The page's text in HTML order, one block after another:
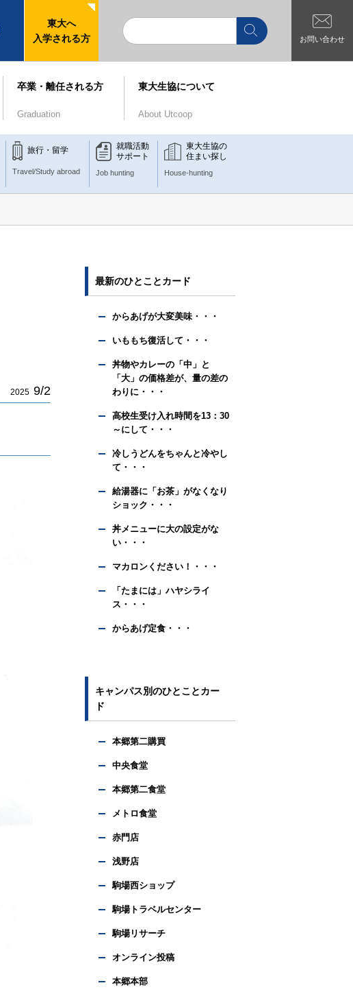
東大へ
入学される方
お問い合わせ
卒業・離任される方
Graduation
東大生協について
About Utcoop
旅行・留学
Travel/Study abroad
就職活動
サポート
Job hunting
東大生協の
住まい探し
House-hunting
2025 9/2
最新のひとことカード
からあげが大変美味・・・
いももち復活して・・・
丼物やカレーの「中」と
「大」の価格差が、量の差の
わりに・・・
高校生受け入れ時間を13：30
～にして・・・
冷しうどんをちゃんと冷やし
て・・・
給湯器に「お茶」がなくなり
ショック・・・
丼メニューに大の設定がな
い・・・
マカロンください！・・・
「たまには」ハヤシライ
ス・・・
からあげ定食・・・
キャンパス別のひとことカー
ド
本郷第二購買
中央食堂
本郷第二食堂
メトロ食堂
赤門店
浅野店
駒場西ショップ
駒場トラベルセンター
駒場リサーチ
オンライン投稿
本郷本部